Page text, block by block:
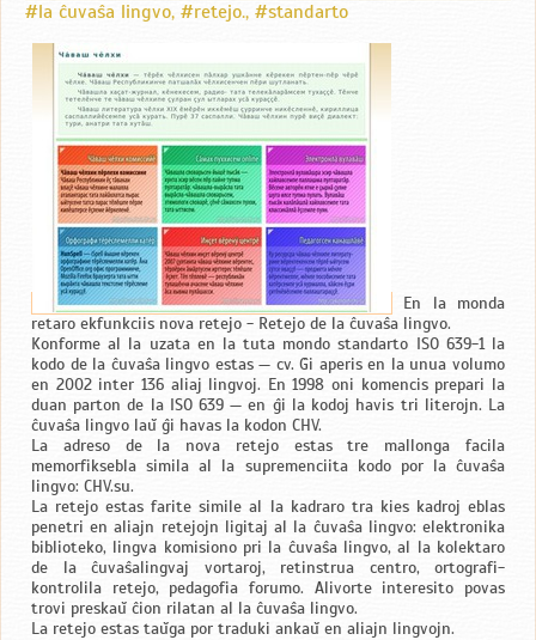
#la ĉuvaŝa lingvo, #retejo., #standarto
En la monda
retaro ekfunkciis nova retejo - Retejo de la ĉuvaŝa lingvo.
Konforme al la uzata en la tuta mondo standarto ISO 639-1 la
kodo de la ĉuvaŝa lingvo estas — cv. Ĝi aperis en la unua volumo
en 2002 inter 136 aliaj lingvoj. En 1998 oni komencis prepari la
duan parton de la ISO 639 — en ĝi la kodoj havis tri literojn. La
ĉuvaŝa lingvo laŭ ĝi havas la kodon CHV.
La adreso de la nova retejo estas tre mallonga facila
memorfiksebla simila al la supremenciita kodo por la ĉuvaŝa
lingvo: CHV.su.
La retejo estas farite simile al la kadraro tra kies kadroj eblas
penetri en aliajn retejojn ligitaj al la ĉuvaŝa lingvo: elektronika
biblioteko, lingva komisiono pri la ĉuvaŝa lingvo, al la kolektaro
de la ĉuvaŝalingvaj vortaroj, retinstrua centro, ortografi-
kontrolila retejo, pedagofia forumo. Alivorte interesito povas
trovi preskaŭ ĉion rilatan al la ĉuvaŝa lingvo.
La retejo estas taŭga por traduki ankaŭ en aliajn lingvojn.